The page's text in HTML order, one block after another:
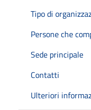
Tipo di
Persone che
Sede principale
Contatti
Ulteriori